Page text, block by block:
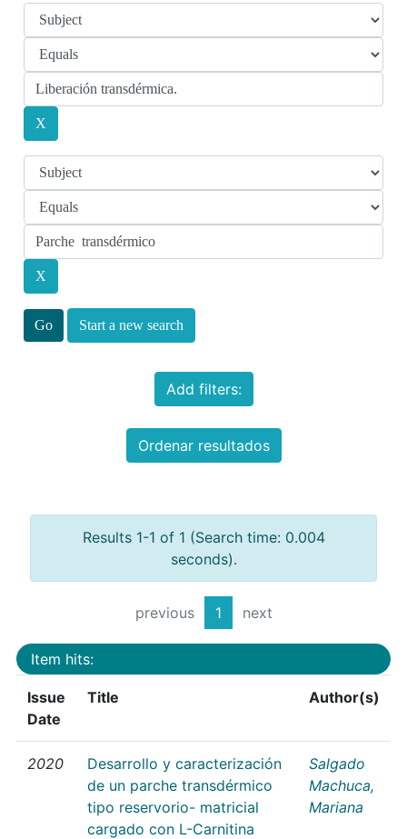
Start a new search
Add filters:
Ordenar resultados
Results 1-1 of 1 (Search time: 0.004
seconds).
previous 1 next
Item hits:
Issue
Date
Title Author(s)
2020
Desarrollo y caracterización
de un parche transdérmico
tipo reservorio- matricial
cargado con L-Carnitina
Salgado
Machuca,
Mariana